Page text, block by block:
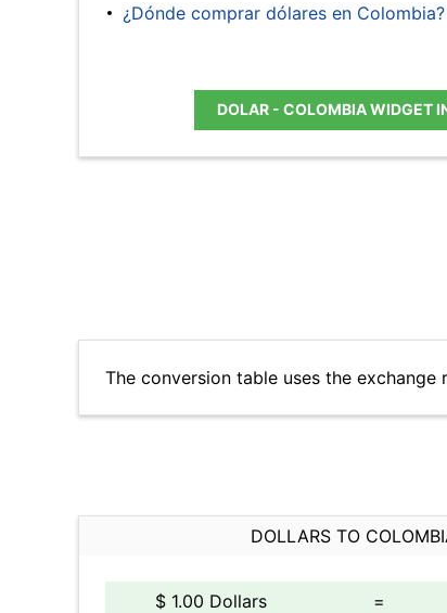
¿Dónde comprar dólares en Colombia?
DOLAR - COLOMBIA WIDGET
The conversion table uses the
DOLLARS TO
$ 1.00 Dollars =